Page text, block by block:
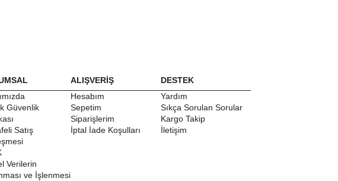
Güvenlik
Satış
Verilerin
ve İşlenmesi
ALIŞVERİŞ
Hesabım
Sepetim
Siparişlerim
İptal İade Koşulları
DESTEK
Yardım
Sıkça Sorulan Sorular
Kargo Takip
İletişim